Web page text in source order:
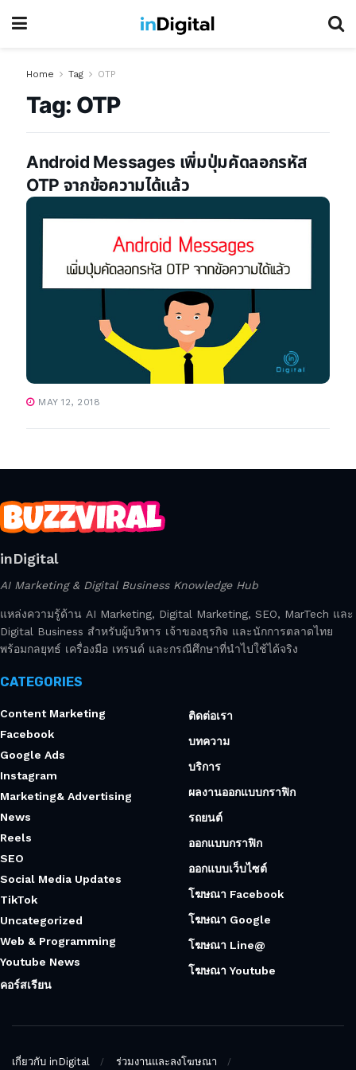
Home Tag OTP
Tag: OTP
Android Messages เพิ่มปุ่มคัดลอกรหัส
OTP จากข้อความได้แล้ว
MAY 12, 2018
inDigital
AI Marketing & Digital Business Knowledge Hub
แหล่งความรู้ด้าน AI Marketing, Digital Marketing, SEO, MarTech และ
Digital Business สำหรับผู้บริหาร เจ้าของธุรกิจ และนักการตลาดไทย
พร้อมกลยุทธ์ เครื่องมือ เทรนด์ และกรณีศึกษาที่นำไปใช้ได้จริง
CATEGORIES
Content Marketing
Facebook
Google Ads
Instagram
Marketing& Advertising
News
Reels
SEO
Social Media Updates
TikTok
Uncategorized
Web & Programming
Youtube News
คอร์สเรียน
ติดต่อเรา
บทความ
บริการ
ผลงานออกแบบกราฟิก
รถยนต์
ออกแบบกราฟิก
ออกแบบเว็บไซต์
โฆษณา Facebook
โฆษณา Google
โฆษณา Line@
โฆษณา Youtube
เกี่ยวกับ inDigital ร่วมงานและลงโฆษณา